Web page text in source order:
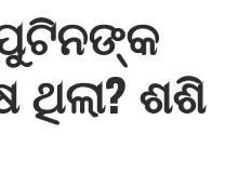
ଥିଲା? ଶଶି